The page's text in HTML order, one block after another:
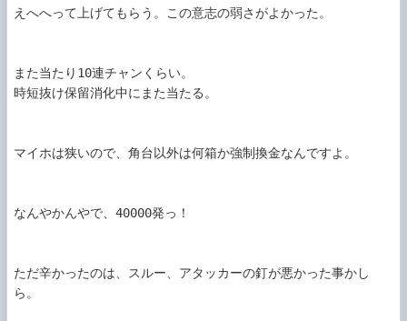
えへへって上げてもらう。この意志の弱さがよかった。
また当たり10連チャンくらい。
時短抜け保留消化中にまた当たる。
マイホは狭いので、角台以外は何箱か強制換金なんですよ。
なんやかんやで、40000発っ！
ただ辛かったのは、スルー、アタッカーの釘が悪かった事かし
ら。